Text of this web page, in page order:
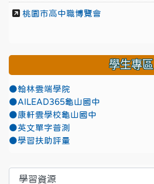
桃園市高中職博覽會
學生專區
●翰林雲端學院
●AILEAD365龜山國中
●康軒雲學校龜山國中
●英文單字普測
●學習扶助評量